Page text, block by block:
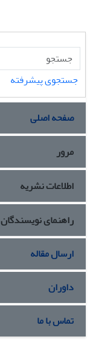
جستجوی پیشرفته
صفحه اصلی
مرور
اطلاعات نشریه
راهنمای نویسندگان
ارسال مقاله
داوران
تماس با ما